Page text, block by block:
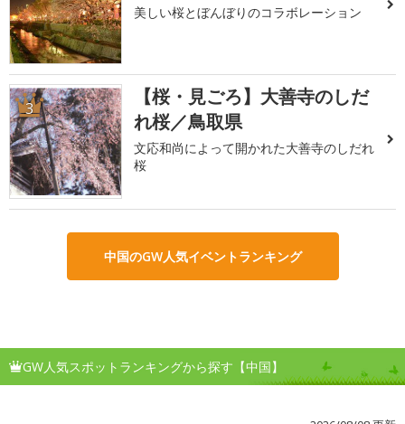
美しい桜とぼんぼりのコラボレーション
3
【桜・見ごろ】大善寺のしだ
れ桜／鳥取県
文応和尚によって開かれた大善寺のしだれ
桜
中国のGW人気イベントランキング
GW人気スポットランキングから探す【中国】